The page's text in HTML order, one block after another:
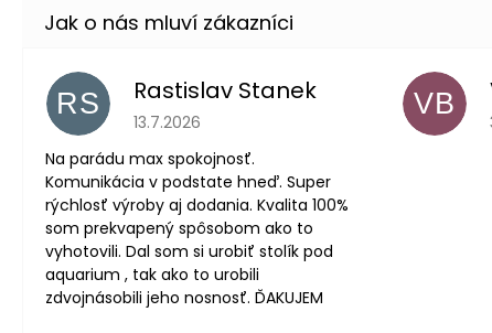
RS Rastislav Stanek
Hodnocení obchodu je 5 z 5 hvězdiček.
13.7.2026
Na parádu max spokojnosť.
Komunikácia v podstate hneď. Super
rýchlosť výroby aj dodania. Kvalita 100%
som prekvapený spôsobom ako to
vyhotovili. Dal som si urobiť stolík pod
aquarium , tak ako to urobili
zdvojnásobili jeho nosnosť. ĎAKUJEM
VB